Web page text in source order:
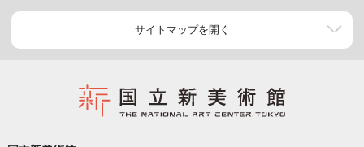
サイトマップを開く